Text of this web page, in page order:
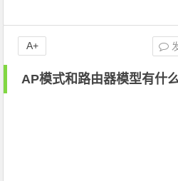
AP模式和路由器模型有什么
A+